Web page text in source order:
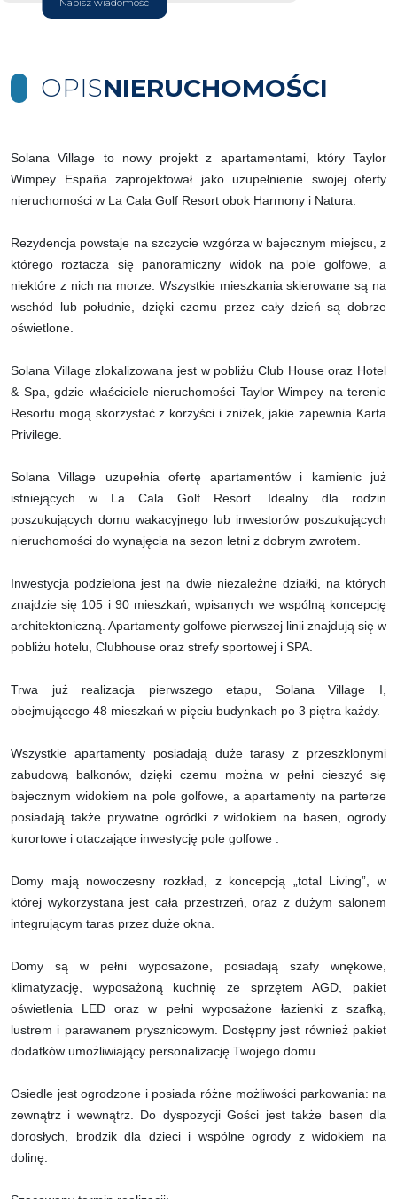
Napisz wiadomość
OPISNIERUCHOMOŚCI
Solana Village to nowy projekt z apartamentami, który Taylor
Wimpey España zaprojektował jako uzupełnienie swojej oferty
nieruchomości w La Cala Golf Resort obok Harmony i Natura.
Rezydencja powstaje na szczycie wzgórza w bajecznym miejscu, z
którego roztacza się panoramiczny widok na pole golfowe, a
niektóre z nich na morze. Wszystkie mieszkania skierowane są na
wschód lub południe, dzięki czemu przez cały dzień są dobrze
oświetlone.
Solana Village zlokalizowana jest w pobliżu Club House oraz Hotel
& Spa, gdzie właściciele nieruchomości Taylor Wimpey na terenie
Resortu mogą skorzystać z korzyści i zniżek, jakie zapewnia Karta
Privilege.
Solana Village uzupełnia ofertę apartamentów i kamienic już
istniejących w La Cala Golf Resort. Idealny dla rodzin
poszukujących domu wakacyjnego lub inwestorów poszukujących
nieruchomości do wynajęcia na sezon letni z dobrym zwrotem.
Inwestycja podzielona jest na dwie niezależne działki, na których
znajdzie się 105 i 90 mieszkań, wpisanych we wspólną koncepcję
architektoniczną. Apartamenty golfowe pierwszej linii znajdują się w
pobliżu hotelu, Clubhouse oraz strefy sportowej i SPA.
Trwa już realizacja pierwszego etapu, Solana Village I,
obejmującego 48 mieszkań w pięciu budynkach po 3 piętra każdy.
Wszystkie apartamenty posiadają duże tarasy z przeszklonymi
zabudową balkonów, dzięki czemu można w pełni cieszyć się
bajecznym widokiem na pole golfowe, a apartamenty na parterze
posiadają także prywatne ogródki z widokiem na basen, ogrody
kurortowe i otaczające inwestycję pole golfowe .
Domy mają nowoczesny rozkład, z koncepcją „total Living”, w
której wykorzystana jest cała przestrzeń, oraz z dużym salonem
integrującym taras przez duże okna.
Domy są w pełni wyposażone, posiadają szafy wnękowe,
klimatyzację, wyposażoną kuchnię ze sprzętem AGD, pakiet
oświetlenia LED oraz w pełni wyposażone łazienki z szafką,
lustrem i parawanem prysznicowym. Dostępny jest również pakiet
dodatków umożliwiający personalizację Twojego domu.
Osiedle jest ogrodzone i posiada różne możliwości parkowania: na
zewnątrz i wewnątrz. Do dyspozycji Gości jest także basen dla
dorosłych, brodzik dla dzieci i wspólne ogrody z widokiem na
dolinę.